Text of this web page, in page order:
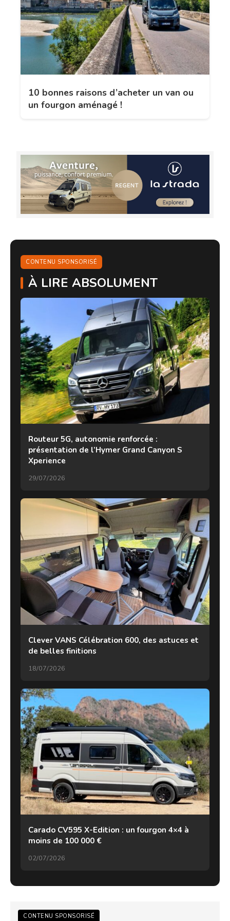
10 bonnes raisons d’acheter un van ou
un fourgon aménagé !
CONTENU SPONSORISÉ
À LIRE ABSOLUMENT
Routeur 5G, autonomie renforcée :
présentation de l’Hymer Grand Canyon S
Xperience
29/07/2026
Clever VANS Célébration 600, des astuces et
de belles finitions
18/07/2026
Carado CV595 X-Edition : un fourgon 4×4 à
moins de 100 000 €
02/07/2026
CONTENU SPONSORISÉ